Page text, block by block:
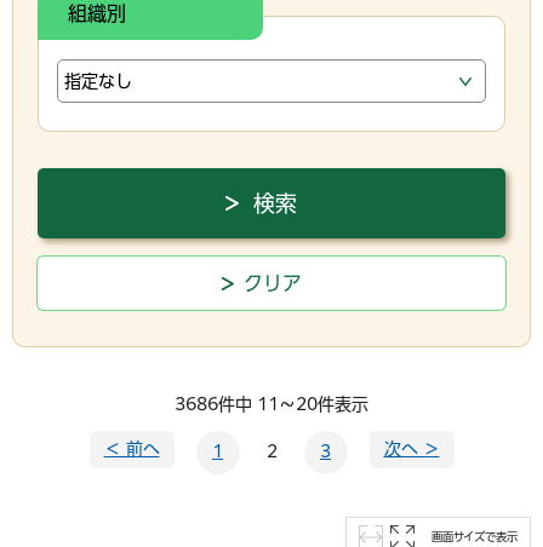
組織別
3686件中 11～20件表示
＜ 前へ 1 2 3 次へ ＞
画面サイズで表示